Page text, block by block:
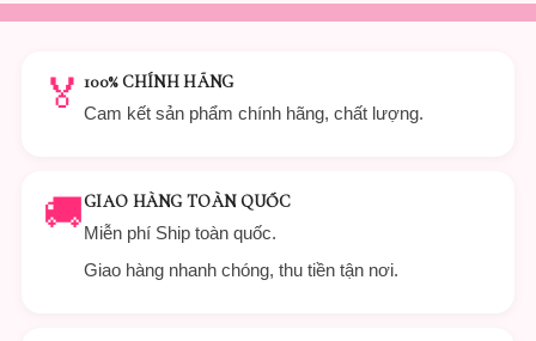
🏅 100% CHÍNH HÃNG
Cam kết sản phẩm chính hãng, chất lượng.
🚚GIAO HÀNG TOÀN QUỐC
Miễn phí Ship toàn quốc.
Giao hàng nhanh chóng, thu tiền tận nơi.